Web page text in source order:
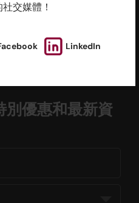
交媒體！
LinkedIn
職位空缺
設施預訂
別優惠和最新資